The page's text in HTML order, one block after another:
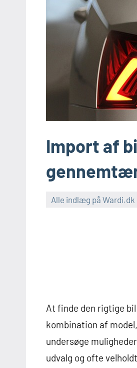
Import af
Alle indlæg på Wardi.dk
At finde den rigtige
kombination af
undersøge
udvalg og ofte